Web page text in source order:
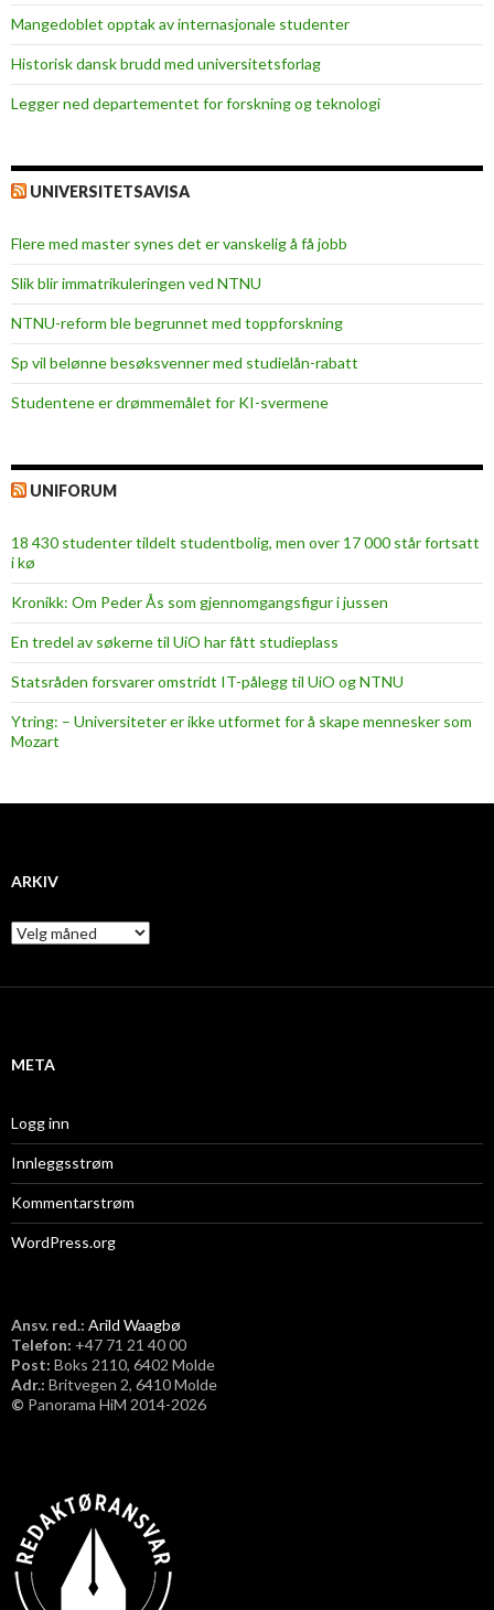
Mangedoblet opptak av internasjonale studenter
Historisk dansk brudd med universitetsforlag
Legger ned departementet for forskning og teknologi
UNIVERSITETSAVISA
Flere med master synes det er vanskelig å få jobb
Slik blir immatrikuleringen ved NTNU
NTNU-reform ble begrunnet med toppforskning
Sp vil belønne besøksvenner med studielån-rabatt
Studentene er drømmemålet for KI-svermene
UNIFORUM
18 430 studenter tildelt studentbolig, men over 17 000 står fortsatt
i kø
Kronikk: Om Peder Ås som gjennomgangsfigur i jussen
En tredel av søkerne til UiO har fått studieplass
Statsråden forsvarer omstridt IT-pålegg til UiO og NTNU
Ytring: – Universiteter er ikke utformet for å skape mennesker som
Mozart
ARKIV
A
r
i
META
Logg inn
Innleggsstrøm
Kommentarstrøm
WordPress.org
Ansv. red.: Arild Waagbø
Telefon: ​+47 71 21 40 00
Post: Boks 2110, 6402 Molde
Adr.: Britvegen 2, 6410 Molde
© Panorama HiM 2014-2026